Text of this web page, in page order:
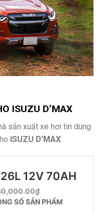
ISUZU D’MAX
sản xuất xe hơi tin dùng
ISUZU D’MAX: